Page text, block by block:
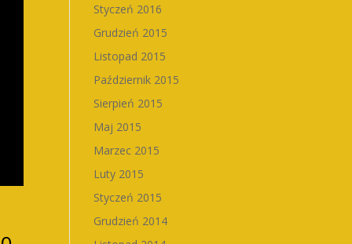
Styczeń 2016
Grudzień 2015
Listopad 2015
Październik 2015
Sierpień 2015
Maj 2015
Marzec 2015
Luty 2015
Styczeń 2015
Grudzień 2014